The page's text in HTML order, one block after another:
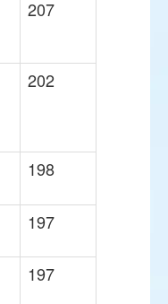
207
202
198
197
197